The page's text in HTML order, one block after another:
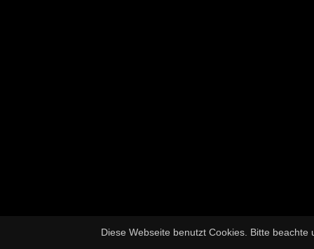
Diese Webseite benutzt Cookies. Bitte beachte